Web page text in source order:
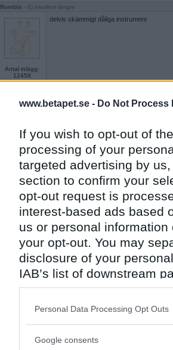
www.betapet.se - Do Not Process
If you wish to opt-out of
processing of your
targeted advertising by
section to confirm your
opt-out request is
interest-based ads based
us or personal
your opt-out. You may
disclosure of your
IAB’s list of downstream
also be disclosed by us
Downstream Participants
Please note that this
Personal Data Processing Opt Outs
Google consents
Rombis - Ej medlem längre
Antal inlägg:
12458
delvis skämmigt dåliga instrument
Antal inlägg:
1738
. Gendarmeriet rycker skyndsamt ut
Antal inlägg:
12458
, vilt skjutande i luften